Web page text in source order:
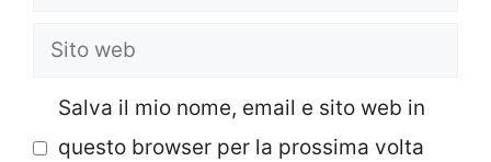
Sito
Salva il mio nome, email e sito web in
questo browser per la prossima volta